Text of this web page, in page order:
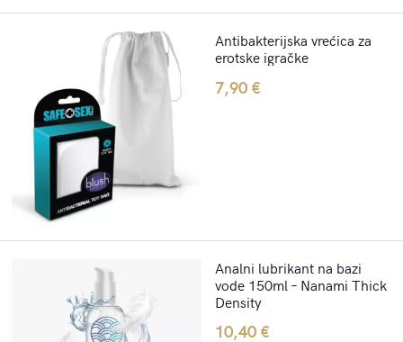
Antibakterijska vrećica za
erotske igračke
7,90€
Analni lubrikant na bazi
vode 150ml – Nanami Thick
Density
10,40€